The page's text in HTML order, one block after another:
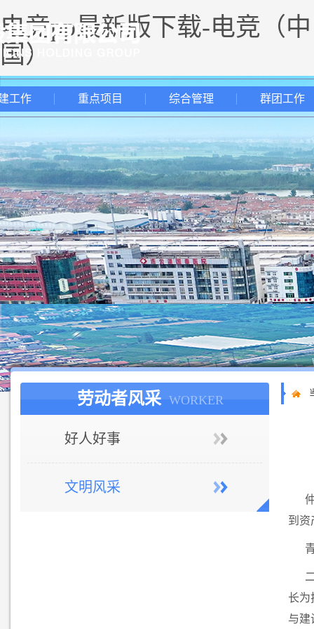
电竞pp最新版下载-电竞（中
国）
工作 重点项目 综合管理 群团工作
劳动者风采 WORKER
好人好事
文明风采
到资
长为
与建